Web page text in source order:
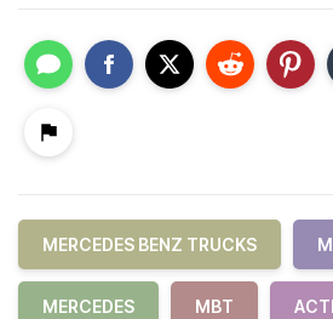
MERCEDES BENZ TRUCKS
MERCEDES MBT